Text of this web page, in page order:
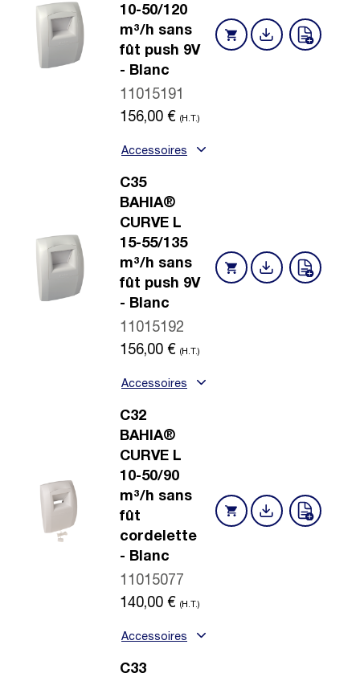
10-50/120
m³/h sans
fût push 9V
- Blanc
11015191
156,00 € (H.T.)
Accessoires
C35
BAHIA®
CURVE L
15-55/135
m³/h sans
fût push 9V
- Blanc
11015192
156,00 € (H.T.)
Accessoires
C32
BAHIA®
CURVE L
10-50/90
m³/h sans
fût
cordelette
- Blanc
11015077
140,00 € (H.T.)
Accessoires
C33